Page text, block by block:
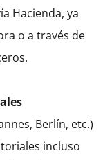
Hacienda, ya
o a través de
Berlín, etc.)
incluso